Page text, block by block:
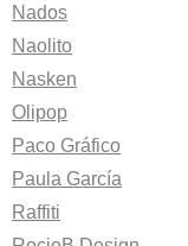
Nados
Naolito
Nasken
Olipop
Paco Gráfico
Paula García
Raffiti